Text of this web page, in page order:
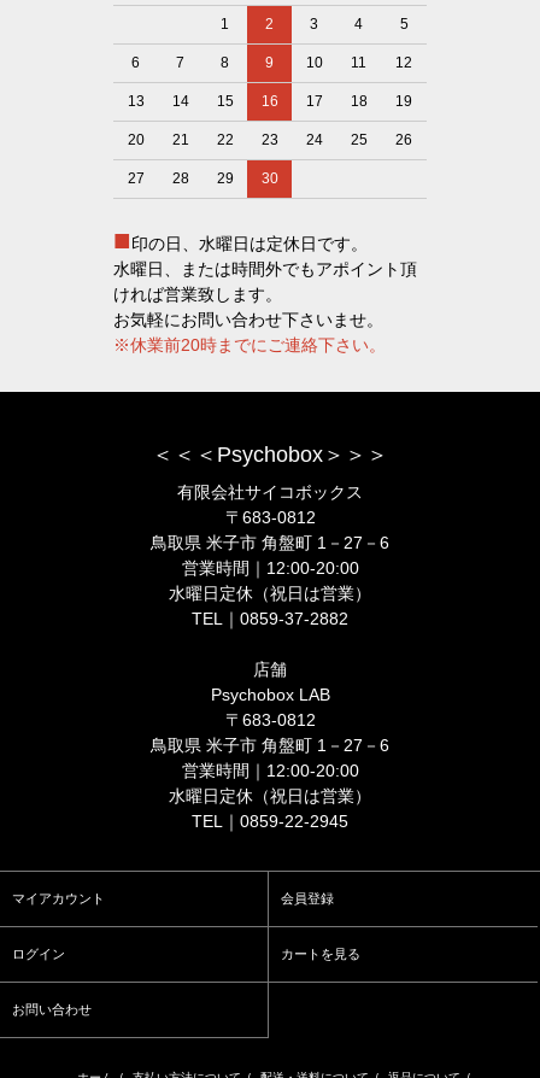
1 2 3 4 5
6 7 8 9 10 11 12
13 14 15 16 17 18 19
20 21 22 23 24 25 26
27 28 29 30
■印の日、水曜日は定休日です。
水曜日、または時間外でもアポイント頂
ければ営業致します。
お気軽にお問い合わせ下さいませ。
※休業前20時までにご連絡下さい。
＜＜＜Psychobox＞＞＞
有限会社サイコボックス
〒683-0812
鳥取県 米子市 角盤町 1－27－6
営業時間｜12:00-20:00
水曜日定休（祝日は営業）
TEL｜0859-37-2882
店舗
Psychobox LAB
〒683-0812
鳥取県 米子市 角盤町 1－27－6
営業時間｜12:00-20:00
水曜日定休（祝日は営業）
TEL｜0859-22-2945
マイアカウント 会員登録
ログイン カートを見る
お問い合わせ